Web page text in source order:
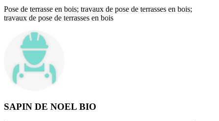
Pose de terrasse en bois; travaux de pose de terrasses en bois;
travaux de pose de terrasses en bois
SAPIN DE NOEL BIO